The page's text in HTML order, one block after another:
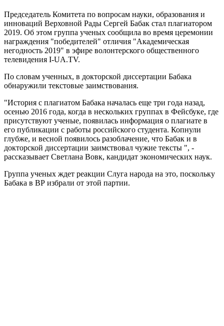
Председатель Комитета по вопросам науки, образования и
инноваций Верховной Рады Сергей Бабак стал плагиатором
2019. Об этом группа ученых сообщила во время церемонии
награждения "победителей" отличия "Академическая
негодность 2019" в эфире волонтерского общественного
телевидения I-UA.TV.
По словам ученных, в докторской диссертации Бабака
обнаружили текстовые заимствования.
"История с плагиатом Бабака началась еще три года назад,
осенью 2016 года, когда в нескольких группах в Фейсбуке, где
присутствуют ученые, появилась информация о плагиате в
его публикации с работы российского студента. Копнули
глубже, и весной появилось разоблачение, что Бабак и в
докторской диссертации заимствовал чужие тексты ", -
рассказывает Светлана Вовк, кандидат экономических наук.
Группа ученых ждет реакции Слуга народа на это, поскольку
Бабака в ВР избрали от этой партии.